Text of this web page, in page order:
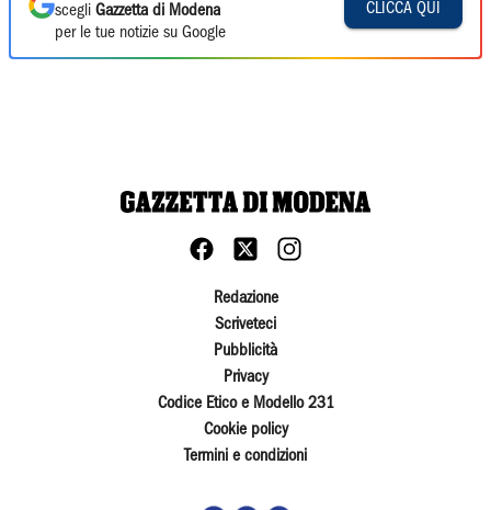
scegli Gazzetta di Modena
per le tue notizie su Google
CLICCA QUI
Redazione
Scriveteci
Pubblicità
Privacy
Codice Etico e Modello 231
Cookie policy
Termini e condizioni